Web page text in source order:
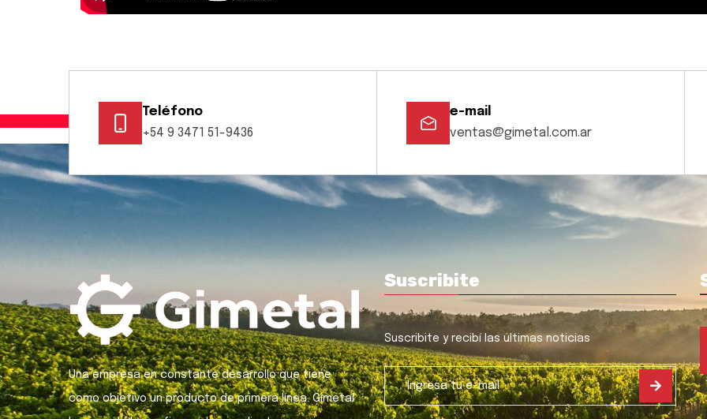
Teléfono
+54 9 3471 51-9436
e-mail
ventas@gimetal.com.ar
Una empresa en constante desarrollo que tiene
como objetivo un producto de primera línea. Gimetal
Suscribite
Suscribite y recibí las últimas noticias